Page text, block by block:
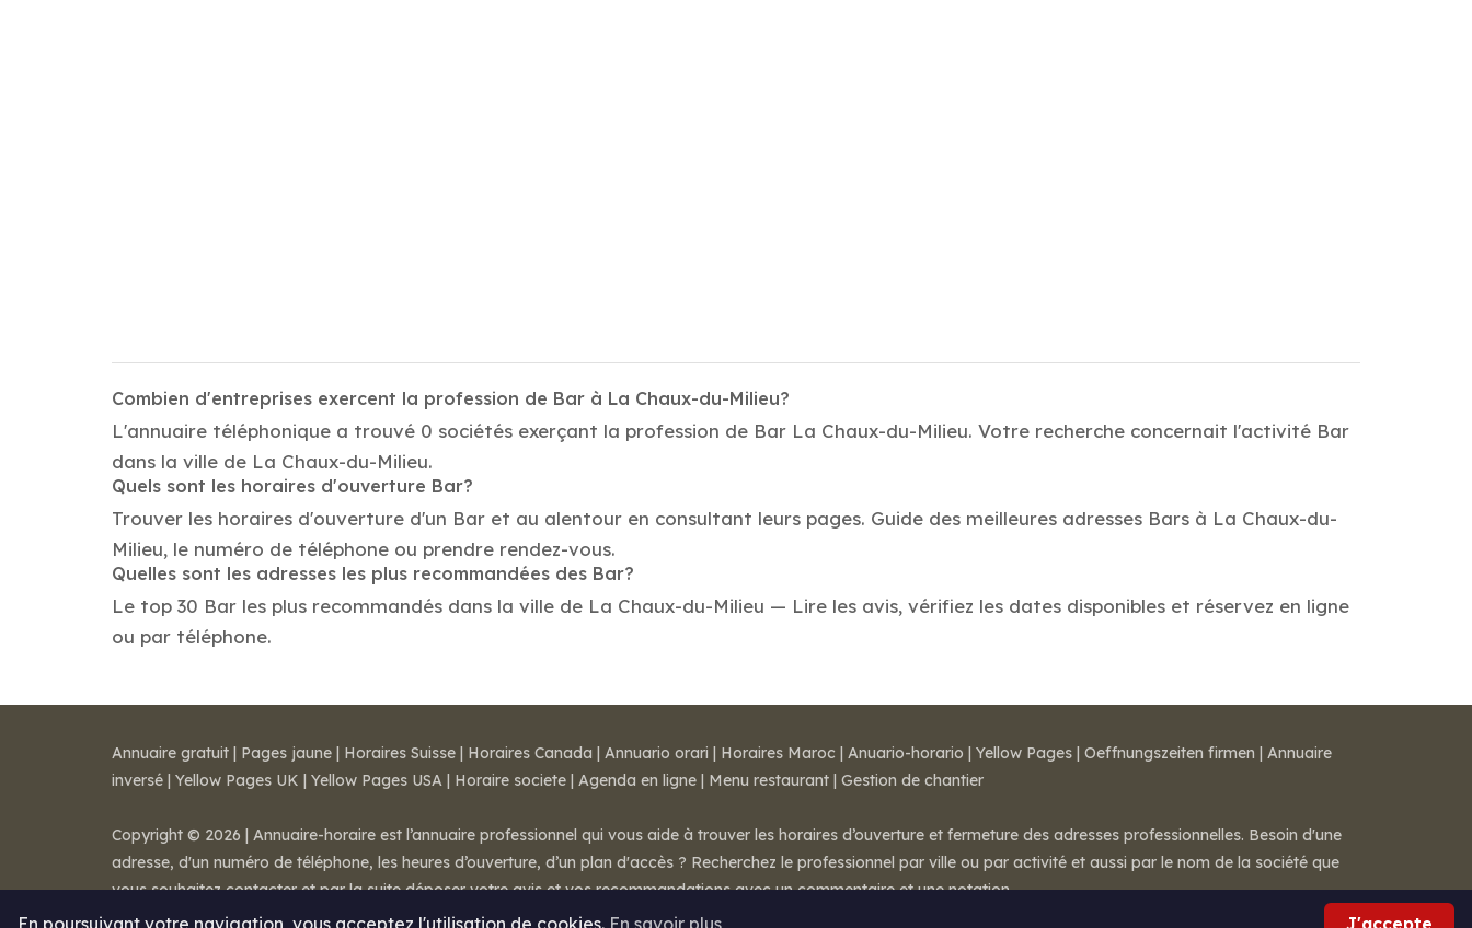
Combien d'entreprises exercent la profession de Bar à La Chaux-du-Milieu?
L'annuaire téléphonique a trouvé 0 sociétés exerçant la profession de Bar La Chaux-du-Milieu. Votre recherche concernait l'activité Bar
dans la ville de La Chaux-du-Milieu.
Quels sont les horaires d'ouverture Bar?
Trouver les horaires d'ouverture d'un Bar et au alentour en consultant leurs pages. Guide des meilleures adresses Bars à La Chaux-du-
Milieu, le numéro de téléphone ou prendre rendez-vous.
Quelles sont les adresses les plus recommandées des Bar?
Le top 30 Bar les plus recommandés dans la ville de La Chaux-du-Milieu — Lire les avis, vérifiez les dates disponibles et réservez en ligne
ou par téléphone.
En poursuivant votre navigation, vous acceptez l'utilisation de cookies. En savoir plus J'accepte
Annuaire gratuit | Pages jaune | Horaires Suisse | Horaires Canada | Annuario orari | Horaires Maroc | Anuario-horario | Yellow Pages | Oeffnungszeiten firmen | Annuaire
inversé | Yellow Pages UK | Yellow Pages USA | Horaire societe | Agenda en ligne | Menu restaurant | Gestion de chantier
Copyright © 2026 | Annuaire-horaire est l’annuaire professionnel qui vous aide à trouver les horaires d’ouverture et fermeture des adresses professionnelles. Besoin d'une
adresse, d'un numéro de téléphone, les heures d’ouverture, d’un plan d'accès ? Recherchez le professionnel par ville ou par activité et aussi par le nom de la société que
vous souhaitez contacter et par la suite déposer votre avis et vos recommandations avec un commentaire et une notation.
Mentions légales-Conditions de ventes- Contact